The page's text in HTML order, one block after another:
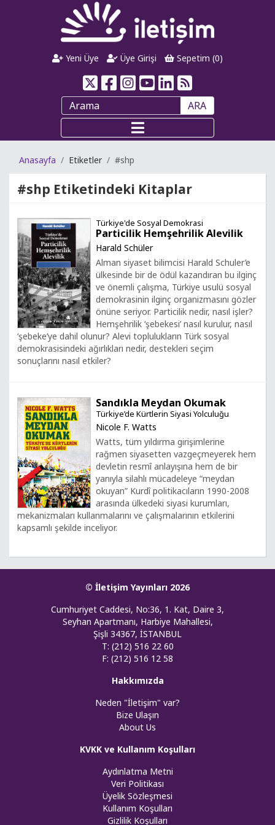
Yeni Üye Üye Girişi Sepetim (0)
ARA
Anasayfa Etiketler #shp
#shp Etiketindeki Kitaplar
Türkiye'de Sosyal Demokrasi
Particilik Hemşehrilik Alevilik
Harald Schüler
Alman siyaset bilimcisi Harald Schuler’e
ülkesinde bir de ödül kazandıran bu ilginç
ve önemli çalışma, Türkiye usulü sosyal
demokrasinin ilginç organizmasını gözler
önüne seriyor. Particilik nedir, nasıl işler?
Hemşehrilik ‘şebekesi’ nasıl kurulur, nasıl
‘şebeke’ye dahil olunur? Alevi toplulukların Türk sosyal
demokrasisindeki ağırlıkları nedir, destekleri seçim
sonuçlarını nasıl etkiler?
Sandıkla Meydan Okumak
Türkiye’de Kürtlerin Siyasi Yolculuğu
Nicole F. Watts
Watts, tüm yıldırma girişimlerine
rağmen siyasetten vazgeçmeyerek hem
devletin resmî anlayışına hem de bir
yanıyla silahlı mücadeleye “meydan
okuyan” Kurdî politikacıların 1990-2008
arasında ülkedeki siyasi kurumları,
mekanizmaları kullanmalarını ve çalışmalarının etkilerini
kapsamlı şekilde inceliyor.
© İletişim Yayınları 2026
Cumhuriyet Caddesi, No:36, 1. Kat, Daire 3,
Seyhan Apartmanı, Harbiye Mahallesi,
Şişli 34367, İSTANBUL
T: (212) 516 22 60
F: (212) 516 12 58
Hakkımızda
Neden "İletişim" var?
Bize Ulaşın
About Us
KVKK ve Kullanım Koşulları
Aydınlatma Metni
Veri Politikası
Üyelik Sözleşmesi
Kullanım Koşulları
Gizlilik Koşulları